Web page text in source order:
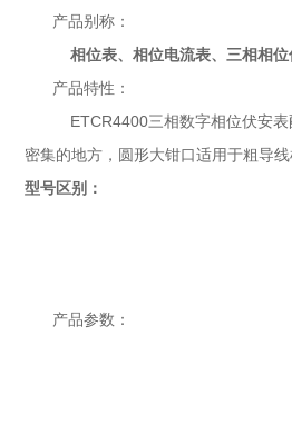
产品别称：
相位表、 相位电流表、 三相相
产品特性：
ETCR4400三相数字相位伏安表
密集的地方，圆形大钳口适用于粗导
型号区别：
产品参数：